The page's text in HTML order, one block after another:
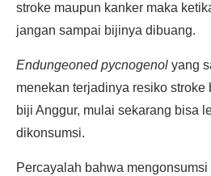
stroke maupun kanker maka
jangan sampai bijinya dibuang.
Endungeoned pycnogenol yang
menekan terjadinya resiko stroke
biji Anggur, mulai sekarang bisa
dikonsumsi.
Percayalah bahwa